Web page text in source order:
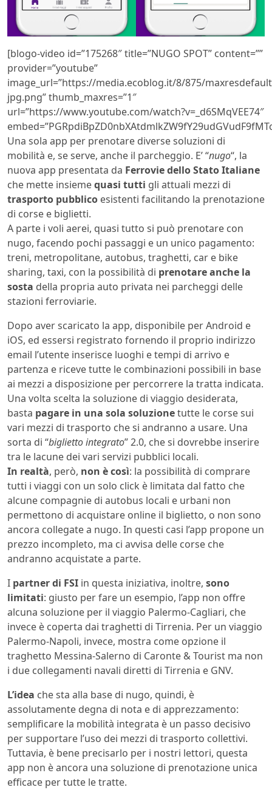
[blogo-video id=”175268″ title=”NUGO SPOT” content=””
provider=”youtube”
image_url=”https://media.ecoblog.it/8/875/
jpg.png” thumb_maxres=”1″
url=”https://www.youtube.com/watch?v=_d6SMqVEE74″
Una sola app per prenotare diverse soluzioni di
mobilità e, se serve, anche il parcheggio. E’ “nugo“, la
nuova app presentata da Ferrovie dello Stato Italiane
che mette insiemequasi tutti gli attuali mezzi di
trasporto pubblico esistenti facilitando la prenotazione
di corse e biglietti.
A parte i voli aerei, quasi tutto si può prenotare con
nugo, facendo pochi passaggi e un unico pagamento:
treni, metropolitane, autobus, traghetti, car e bike
sharing, taxi, con la possibilità di prenotare anche la
sosta della propria auto privata nei parcheggi delle
stazioni ferroviarie.
Dopo aver scaricato la app, disponibile per Android e
iOS, ed essersi registrato fornendo il proprio indirizzo
email l’utente inserisce luoghi e tempi di arrivo e
partenza e riceve tutte le combinazioni possibili in base
ai mezzi a disposizione per percorrere la tratta indicata.
Una volta scelta la soluzione di viaggio desiderata,
basta pagare in una sola soluzionetutte le corse sui
vari mezzi di trasporto che si andranno a usare. Una
sorta di “biglietto integrato” 2.0, che si dovrebbe inserire
tra le lacune dei vari servizi pubblici locali.
In realtà, però, non è così: la possibilità di comprare
tutti i viaggi con un solo click è limitata dal fatto che
alcune compagnie di autobus locali e urbani non
permettono di acquistare online il biglietto, o non sono
ancora collegate a nugo. In questi casi l’app propone un
prezzo incompleto, ma ci avvisa delle corse che
andranno acquistate a parte.
I partner di FSI in questa iniziativa, inoltre, sono
limitati: giusto per fare un esempio, l’app non offre
alcuna soluzione per il viaggio Palermo-Cagliari, che
invece è coperta dai traghetti di Tirrenia. Per un viaggio
Palermo-Napoli, invece, mostra come opzione il
traghetto Messina-Salerno di Caronte & Tourist ma non
i due collegamenti navali diretti di Tirrenia e GNV.
L’idea che sta alla base di nugo, quindi, è
assolutamente degna di nota e di apprezzamento:
semplificare la mobilità integrata è un passo decisivo
per supportare l’uso dei mezzi di trasporto collettivi.
Tuttavia, è bene precisarlo per i nostri lettori, questa
app non è ancora una soluzione di prenotazione unica
efficace per tutte le tratte.